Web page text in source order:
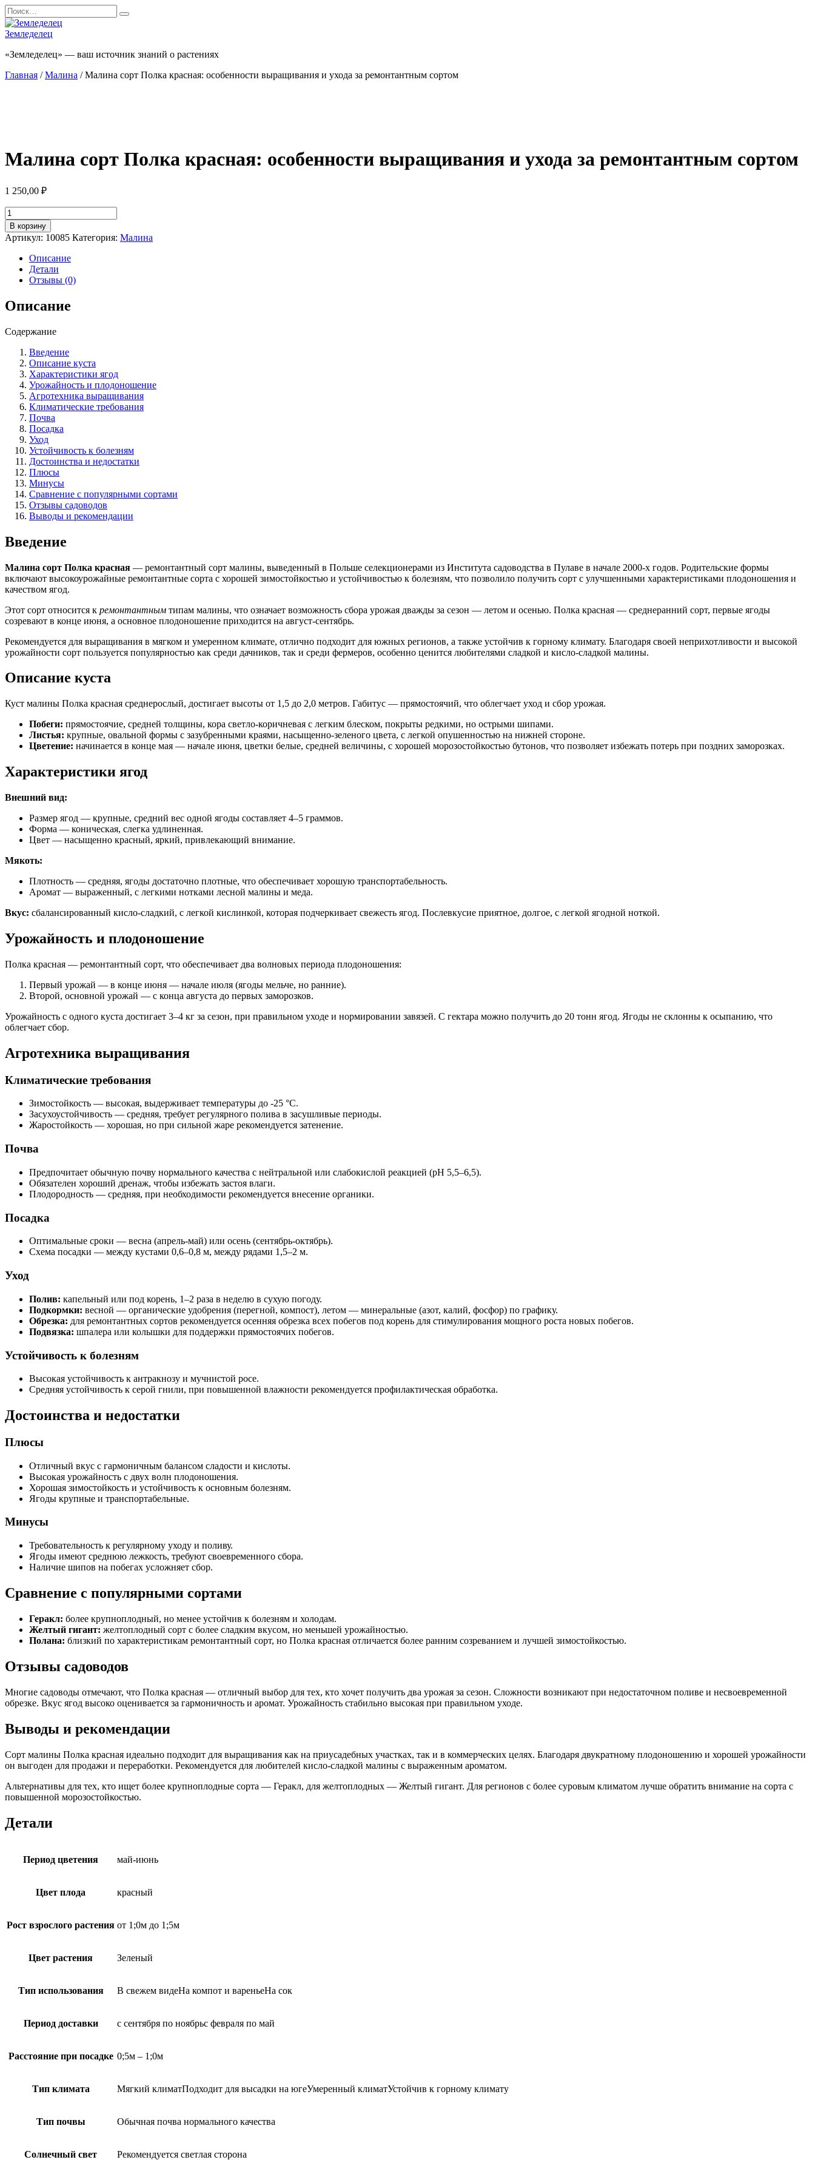
Перейти
к
содержанию
Search
for:
Земледелец
«Земледелец» — ваш источник знаний о растениях
Главная /Малина / Малина сорт Полка красная: особенности выращивания и ухода за ремонтантным сортом
Малина сорт Полка красная: особенности выращивания и ухода за ремонтантным сортом
1 250,00 ₽
Количество
товара
Малина
сорт
Полка
красная:
особенности
выращивания
и
ухода
ремонтантным
В корзину
Артикул: 10085 Категория: Малина
Описание
Детали
Отзывы (0)
Описание
Содержание
Введение
Описание куста
Характеристики ягод
Урожайность и плодоношение
Агротехника выращивания
Климатические требования
Почва
Посадка
Уход
Устойчивость к болезням
Достоинства и недостатки
Плюсы
Минусы
Сравнение с популярными сортами
Отзывы садоводов
Выводы и рекомендации
Введение
Малина сорт Полка красная — ремонтантный сорт малины, выведенный в Польше селекционерами из Института садоводства в Пулаве в начале 2000-х годов. Родительские формы
включают высокоурожайные ремонтантные сорта с хорошей зимостойкостью и устойчивостью к болезням, что позволило получить сорт с улучшенными характеристиками плодоношения и
качеством ягод.
Этот сорт относится к ремонтантным типам малины, что означает возможность сбора урожая дважды за сезон — летом и осенью. Полка красная — среднеранний сорт, первые ягоды
созревают в конце июня, а основное плодоношение приходится на август-сентябрь.
Рекомендуется для выращивания в мягком и умеренном климате, отлично подходит для южных регионов, а также устойчив к горному климату. Благодаря своей неприхотливости и высокой
урожайности сорт пользуется популярностью как среди дачников, так и среди фермеров, особенно ценится любителями сладкой и кисло-сладкой малины.
Описание куста
Куст малины Полка красная среднерослый, достигает высоты от 1,5 до 2,0 метров. Габитус — прямостоячий, что облегчает уход и сбор урожая.
Побеги: прямостоячие, средней толщины, кора светло-коричневая с легким блеском, покрыты редкими, но острыми шипами.
Листья: крупные, овальной формы с зазубренными краями, насыщенно-зеленого цвета, с легкой опушенностью на нижней стороне.
Цветение: начинается в конце мая — начале июня, цветки белые, средней величины, с хорошей морозостойкостью бутонов, что позволяет избежать потерь при поздних заморозках.
Характеристики ягод
Внешний вид:
Размер ягод — крупные, средний вес одной ягоды составляет 4–5 граммов.
Форма — коническая, слегка удлиненная.
Цвет — насыщенно красный, яркий, привлекающий внимание.
Мякоть:
Плотность — средняя, ягоды достаточно плотные, что обеспечивает хорошую транспортабельность.
Аромат — выраженный, с легкими нотками лесной малины и меда.
Вкус: сбалансированный кисло-сладкий, с легкой кислинкой, которая подчеркивает свежесть ягод. Послевкусие приятное, долгое, с легкой ягодной ноткой.
Урожайность и плодоношение
Полка красная — ремонтантный сорт, что обеспечивает два волновых периода плодоношения:
Первый урожай — в конце июня — начале июля (ягоды мельче, но ранние).
Второй, основной урожай — с конца августа до первых заморозков.
Урожайность с одного куста достигает 3–4 кг за сезон, при правильном уходе и нормировании завязей. С гектара можно получить до 20 тонн ягод. Ягоды не склонны к осыпанию, что
облегчает сбор.
Агротехника выращивания
Климатические требования
Зимостойкость — высокая, выдерживает температуры до -25 °C.
Засухоустойчивость — средняя, требует регулярного полива в засушливые периоды.
Жаростойкость — хорошая, но при сильной жаре рекомендуется затенение.
Почва
Предпочитает обычную почву нормального качества с нейтральной или слабокислой реакцией (pH 5,5–6,5).
Обязателен хороший дренаж, чтобы избежать застоя влаги.
Плодородность — средняя, при необходимости рекомендуется внесение органики.
Посадка
Оптимальные сроки — весна (апрель-май) или осень (сентябрь-октябрь).
Схема посадки — между кустами 0,6–0,8 м, между рядами 1,5–2 м.
Уход
Полив: капельный или под корень, 1–2 раза в неделю в сухую погоду.
Подкормки: весной — органические удобрения (перегной, компост), летом — минеральные (азот, калий, фосфор) по графику.
Обрезка: для ремонтантных сортов рекомендуется осенняя обрезка всех побегов под корень для стимулирования мощного роста новых побегов.
Подвязка: шпалера или колышки для поддержки прямостоячих побегов.
Устойчивость к болезням
Высокая устойчивость к антракнозу и мучнистой росе.
Средняя устойчивость к серой гнили, при повышенной влажности рекомендуется профилактическая обработка.
Достоинства и недостатки
Плюсы
Отличный вкус с гармоничным балансом сладости и кислоты.
Высокая урожайность с двух волн плодоношения.
Хорошая зимостойкость и устойчивость к основным болезням.
Ягоды крупные и транспортабельные.
Минусы
Требовательность к регулярному уходу и поливу.
Ягоды имеют среднюю лежкость, требуют своевременного сбора.
Наличие шипов на побегах усложняет сбор.
Сравнение с популярными сортами
Геракл: более крупноплодный, но менее устойчив к болезням и холодам.
Желтый гигант: желтоплодный сорт с более сладким вкусом, но меньшей урожайностью.
Полана: близкий по характеристикам ремонтантный сорт, но Полка красная отличается более ранним созреванием и лучшей зимостойкостью.
Отзывы садоводов
Многие садоводы отмечают, что Полка красная — отличный выбор для тех, кто хочет получить два урожая за сезон. Сложности возникают при недостаточном поливе и несвоевременной
обрезке. Вкус ягод высоко оценивается за гармоничность и аромат. Урожайность стабильно высокая при правильном уходе.
Выводы и рекомендации
Сорт малины Полка красная идеально подходит для выращивания как на приусадебных участках, так и в коммерческих целях. Благодаря двукратному плодоношению и хорошей урожайности
он выгоден для продажи и переработки. Рекомендуется для любителей кисло-сладкой малины с выраженным ароматом.
Альтернативы для тех, кто ищет более крупноплодные сорта — Геракл, для желтоплодных — Желтый гигант. Для регионов с более суровым климатом лучше обратить внимание на сорта с
повышенной морозостойкостью.
Детали
Период цветения май-июнь
Цвет плода красный
Рост взрослого растения от 1;0м до 1;5м
Цвет растения Зеленый
Тип использования В свежем видеНа компот и вареньеНа сок
Период доставки с сентября по ноябрьс февраля по май
Расстояние при посадке 0;5м – 1;0м
Тип климата Мягкий климатПодходит для высадки на югеУмеренный климатУстойчив к горному климату
Тип почвы Обычная почва нормального качества
Солнечный свет Рекомендуется светлая сторона